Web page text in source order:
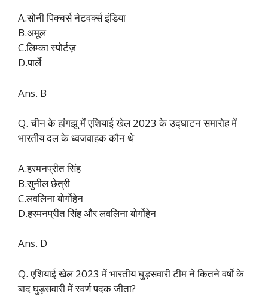
A.सोनी पिक्चर्स नेटवर्क्स इंडिया
B.अमूल
C.लिम्का स्पोर्टज़
D.पार्ले
Ans. B
Q. चीन के हांगझू में एशियाई खेल 2023 के उद्घाटन समारोह में
भारतीय दल के ध्वजवाहक कौन थे
A.हरमनप्रीत सिंह
B.सुनील छेत्री
C.लवलिना बोर्गोहेन
D.हरमनप्रीत सिंह और लवलिना बोर्गोहेन
Ans. D
Q. एशियाई खेल 2023 में भारतीय घुड़सवारी टीम ने कितने वर्षों के
बाद घुड़सवारी में स्वर्ण पदक जीता?